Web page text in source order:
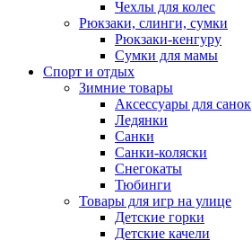
Чехлы для колес
Рюкзаки, слинги, сумки
Рюкзаки-кенгуру
Сумки для мамы
Спорт и отдых
Зимние товары
Аксессуары для санок
Ледянки
Санки
Санки-коляски
Снегокаты
Тюбинги
Товары для игр на улице
Детские горки
Детские качели